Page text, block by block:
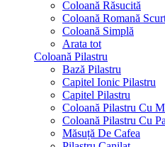
Coloană Răsucită
Coloană Romană
Coloană Simplă
Arata tot
Coloană Pilastru
Bază Pilastru
Capitel Ionic Pilastru
Capitel Pilastru
Coloană Pilastru Cu
Coloană Pilastru Cu
Măsuță De Cafea